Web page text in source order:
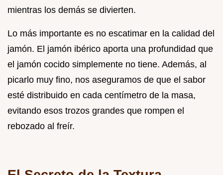
mientras los demás se divierten.
Lo más importante es no escatimar en la calidad del
jamón. El jamón ibérico aporta una profundidad que
el jamón cocido simplemente no tiene. Además, al
picarlo muy fino, nos aseguramos de que el sabor
esté distribuido en cada centímetro de la masa,
evitando esos trozos grandes que rompen el
rebozado al freír.